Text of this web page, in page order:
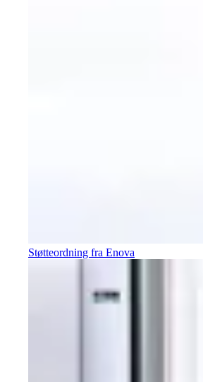
Støtteordning fra Enova